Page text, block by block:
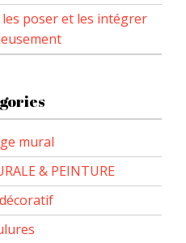
poser et les intégrer
mural
& PEINTURE